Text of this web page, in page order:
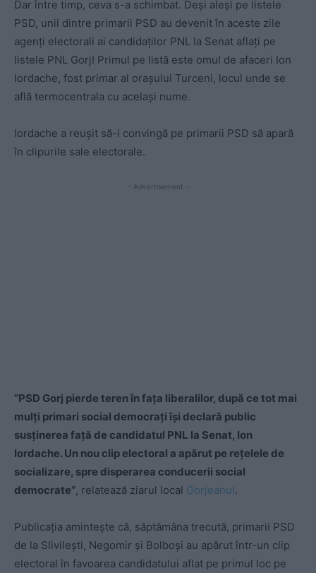
Dar între timp, ceva s-a schimbat. Deși aleși pe listele
PSD, unii dintre primarii PSD au devenit în aceste zile
agenți electorali ai candidaților PNL la Senat aflați pe
listele PNL Gorj! Primul pe listă este omul de afaceri Ion
Iordache, fost primar al orașului Turceni, locul unde se
află termocentrala cu același nume.
Iordache a reușit să-i convingă pe primarii PSD să apară
în clipurile sale electorale.
- Advertisement -
”PSD Gorj pierde teren în fața liberalilor, după ce tot mai
mulți primari social democrați își declară public
susținerea față de candidatul PNL la Senat, Ion
Iordache. Un nou clip electoral a apărut pe rețelele de
socializare, spre disperarea conducerii social
democrate”, relatează ziarul local Gorjeanul.
Publicația amintește că, săptămâna trecută, primarii PSD
de la Slivilești, Negomir și Bolboși au apărut într-un clip
electoral în favoarea candidatului aflat pe primul loc pe